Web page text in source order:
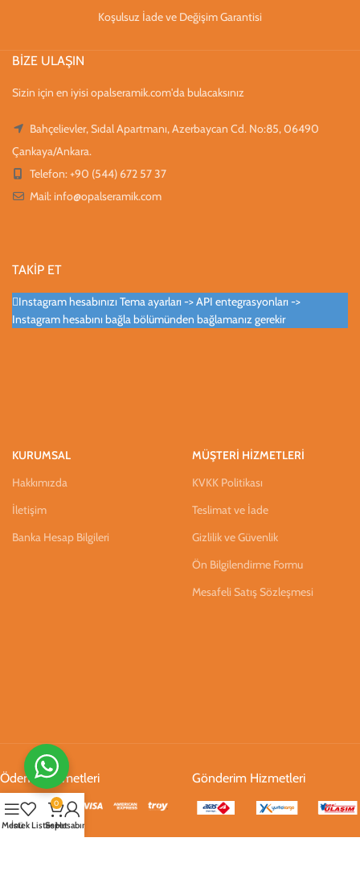
Koşulsuz İade ve Değişim Garantisi
BİZE ULAŞIN
Sizin için en iyisi opalseramik.com'da bulacaksınız
Bahçelievler, Sıdal Apartmanı, Azerbaycan Cd. No:85, 06490
Çankaya/Ankara.
Telefon: +90 (544) 672 57 37
Mail: info@opalseramik.com
TAKİP ET
Instagram hesabınızı Tema ayarları -> API entegrasyonları ->
Instagram hesabını bağla bölümünden bağlamanız gerekir
KURUMSAL
Hakkımızda
İletişim
Banka Hesap Bilgileri
MÜŞTERİ HİZMETLERİ
KVKK Politikası
Teslimat ve İade
Gizlilik ve Güvenlik
Ön Bilgilendirme Formu
Mesafeli Satış Sözleşmesi
Ödeme Hizmetleri Gönderim Hizmetleri
Menüİstek Listesi
0
SepetHesabım